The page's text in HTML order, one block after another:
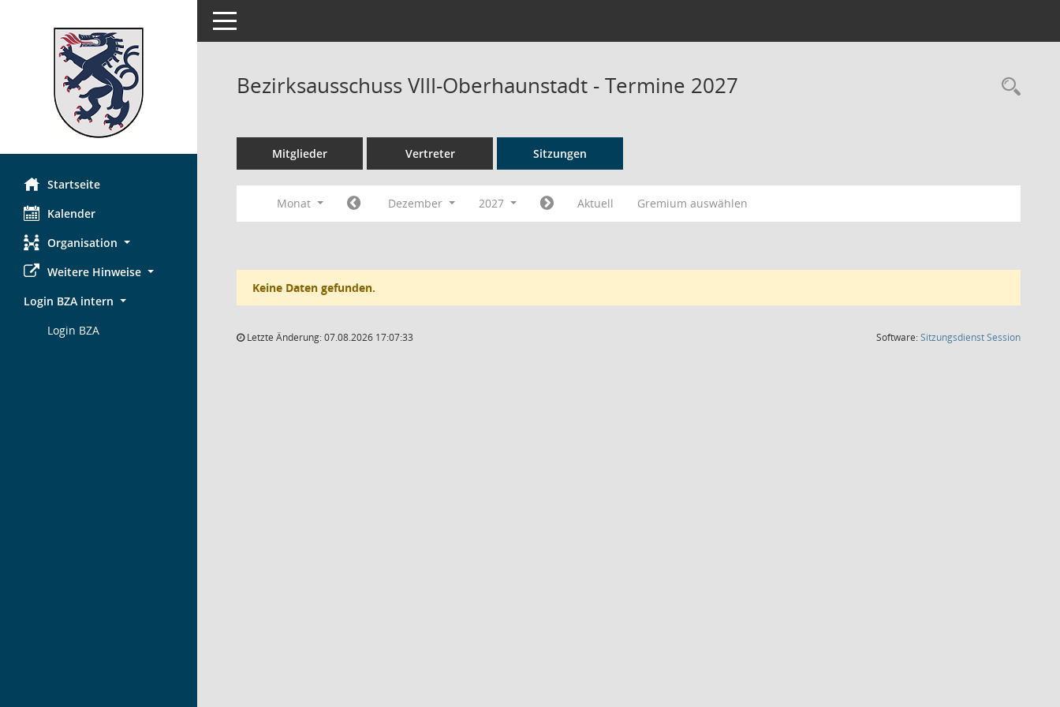
Startseite
Kalender
Organisation
Weitere Hinweise
Login BZA intern
Login BZA
Toggle navigation
Bezirksausschuss VIII-Oberhaunstadt - Termine 2027
Mitglieder Vertreter Sitzungen
Monat Dezember 2027 Aktuell Gremium auswählen
Keine Daten gefunden.
Letzte Änderung: 07.08.2026 17:07:33 Software:SitzungsdienstSession(Wird in